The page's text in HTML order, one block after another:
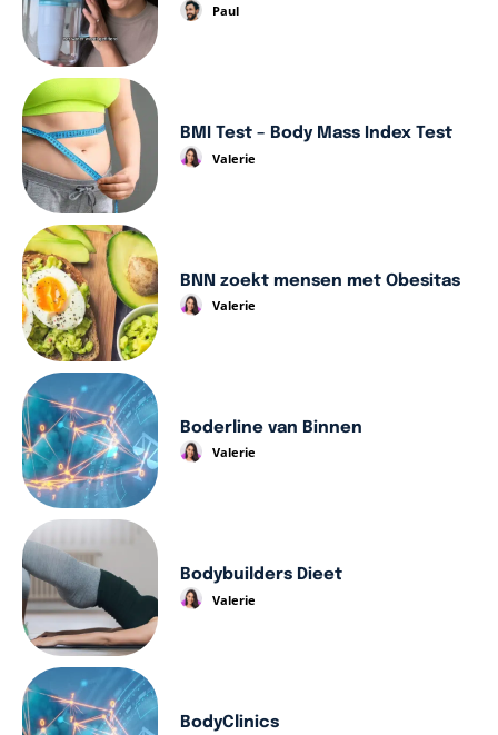
Paul
BMI Test – Body Mass Index Test
Valerie
BNN zoekt mensen met Obesitas
Valerie
Boderline van Binnen
Valerie
Bodybuilders Dieet
Valerie
BodyClinics